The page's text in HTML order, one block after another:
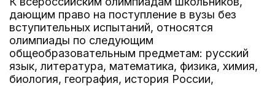
дающим право на поступление в вузы без
вступительных испытаний, относятся
олимпиады по следующим
общеобразовательным предметам: русский
язык, литература, математика, физика, химия,
биология, география, история России,